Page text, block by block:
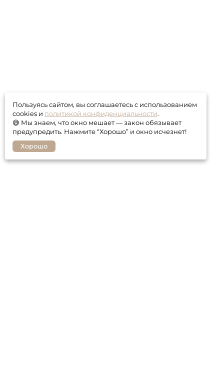
Пользуясь сайтом, вы соглашаетесь с использованием
cookies и политикой конфиденциальности.
😅 Мы знаем, что окно мешает — закон обязывает
предупредить. Нажмите “Хорошо” и окно исчезнет!
Хорошо